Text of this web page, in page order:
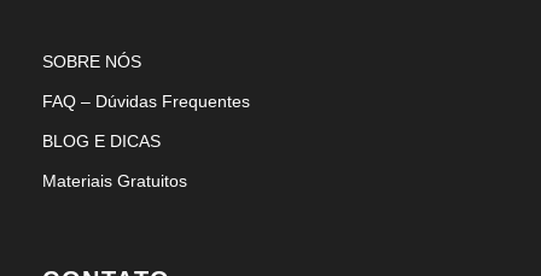
SOBRE NÓS
FAQ – Dúvidas Frequentes
BLOG E DICAS
Materiais Gratuitos